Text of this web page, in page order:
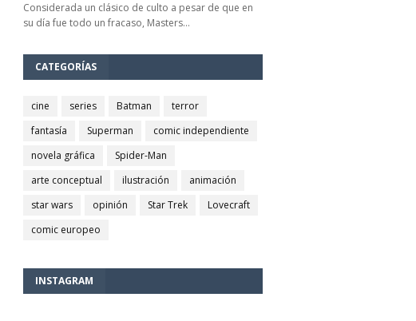
Considerada un clásico de culto a pesar de que en
su día fue todo un fracaso, Masters…
CATEGORÍAS
cine series Batman
terror
fantasía
Superman
comic independiente
novela gráfica
Spider-Man
arte conceptual
ilustración
animación
star wars
opinión Star Trek
Lovecraft
comic europeo
INSTAGRAM